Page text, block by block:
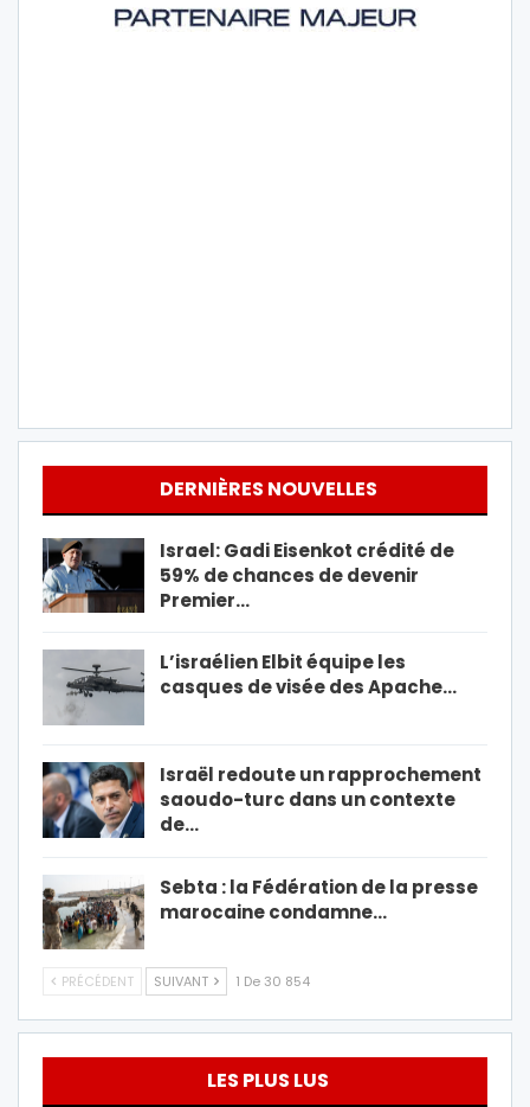
DERNIÈRES NOUVELLES
Israel: Gadi Eisenkot crédité de
59% de chances de devenir
Premier…
L’israélien Elbit équipe les
casques de visée des Apache…
Israël redoute un rapprochement
saoudo-turc dans un contexte
de…
Sebta : la Fédération de la presse
marocaine condamne…
PRÉCÉDENT SUIVANT 1 De 30 854
LES PLUS LUS